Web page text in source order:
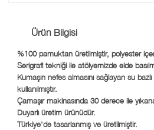
Ürün Bilgisi
%100 pamuktan üretilmiştir, polyester
Serigrafi tekniği ile atölyemizde elde
Kumaşın nefes almasını sağlayan su
kullanılmıştır.
Çamaşır makinasında 30 derece ile
Duyarlı üretim ürünüdür.
Türkiye'de tasarlanmış ve üretilmiştir.